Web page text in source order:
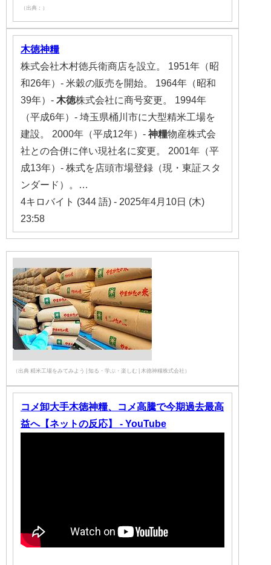
（出典：）
木徳神糧
株式会社木村徳兵衛商店を設立。 1951年（昭
和26年）- 米穀の販売を開始。 1964年（昭和
39年）- 木徳株式会社に商号変更。 1994年
（平成6年）- 埼玉県桶川市に大型精米工場を
建設。 2000年（平成12年）- 神糧物産株式会
社との合併に伴い現社名に変更。 2001年（平
成13年）- 株式を店頭市場登録（現・東証スタ
ンダード）。…
4キロバイト (344 語) - 2025年4月10日 (木)
23:58
（出典 精⽶⼯場をみてみよう | 知る・学ぶ・楽しむ | 木徳神糧株式会社）
コメ卸大手木徳神糧、コメ高騰で今期過去最高
益へ【ネットの反応】 - YouTube